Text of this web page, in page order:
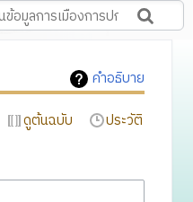
คำอธิบาย
ดูต้นฉบับ ประวัติ